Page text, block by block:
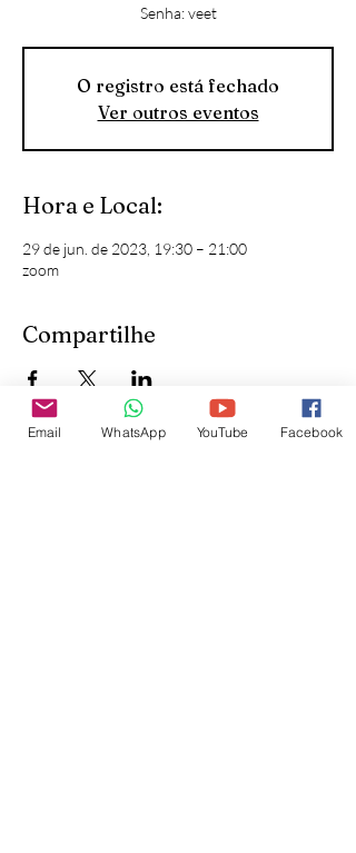
Senha: veet
O registro está fechado
Ver outros eventos
Hora e Local:
29 de jun. de 2023, 19:30 – 21:00
zoom
Compartilhe
Email WhatsApp YouTube Facebook